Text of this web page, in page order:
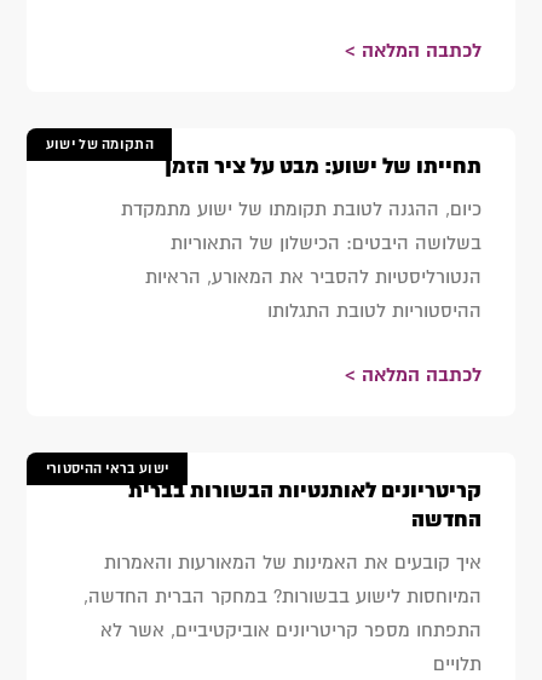
לכתבה המלאה >
התקומה של ישוע
תחייתו של ישוע: מבט על ציר הזמן
כיום, ההגנה לטובת תקומתו של ישוע מתמקדת
בשלושה היבטים: הכישלון של התאוריות
הנטורליסטיות להסביר את המאורע, הראיות
ההיסטוריות לטובת התגלותו
לכתבה המלאה >
ישוע בראי ההיסטורי
קריטריונים לאותנטיות הבשורות בברית
החדשה
איך קובעים את האמינות של המאורעות והאמרות
המיוחסות לישוע בבשורות? במחקר הברית החדשה,
התפתחו מספר קריטריונים אוביקטיביים, אשר לא
תלויים